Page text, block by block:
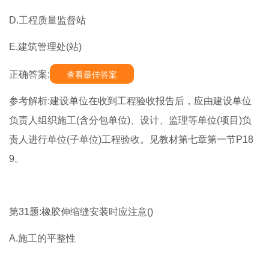
D.工程质量监督站
E.建筑管理处(站)
正确答案: 查看最佳答案
参考解析:建设单位在收到工程验收报告后，应由建设单位
负责人组织施工(含分包单位)、设计、监理等单位(项目)负
责人进行单位(子单位)工程验收。见教材第七章第一节P18
9。
第31题:橡胶伸缩缝安装时应注意()
A.施工的平整性